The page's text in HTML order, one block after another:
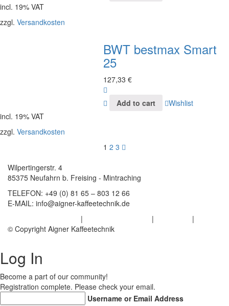
incl. 19% VAT
zzgl. Versandkosten
BWT bestmax Smart
25
127,33 €
Add to cart
Wishlist
incl. 19% VAT
zzgl. Versandkosten
1 2 3
Wilpertingerstr. 4
85375 Neufahrn b. Freising - Mintraching
TELEFON: +49 (0) 81 65 – 803 12 66
E-MAIL: info@aigner-kaffeetechnik.de
| | |
© Copyright Aigner Kaffeetechnik
Log In
Become a part of our community!
Registration complete. Please check your email.
Username or Email Address